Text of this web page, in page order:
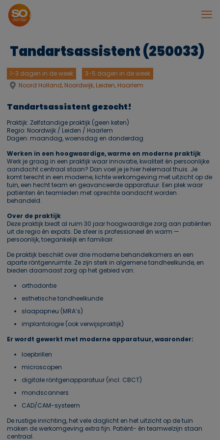
Tandartsassistent (250033)
1-3 dagen in de week
3-5 dagen in de week
Noord Holland, Noordwijk, Leiden, Haarlem
Tandartsassistent gezocht!
Praktijk: Zelfstandige praktijk (geen keten)
Regio: Noordwijk / Leiden / Haarlem
Dagen: maandag, woensdag en donderdag
Werken in een hoogwaardige, warme en moderne praktijk
Werk je graag in een praktijk waar innovatie, kwaliteit én persoonlijke
aandacht centraal staan? Dan voel je je hier helemaal thuis. Je
komt terecht in een moderne, lichte werkomgeving met uitzicht op de
tuin, een hecht team en geavanceerde apparatuur. Een plek waar
patiënten én teamleden met oprechte aandacht worden
behandeld.
Over de praktijk
Deze praktijk biedt al ruim 30 jaar hoogwaardige zorg aan patiënten
uit de regio én expats. De sfeer is professioneel én warm —
persoonlijk, toegankelijk en familiair.
De praktijk beschikt over drie moderne behandelkamers en een
aparte röntgenruimte. Ze zijn sterk in algemene tandheelkunde, en
bieden daarnaast zorg op het gebied van:
orthodontie
esthetische tandheelkunde
slaapapneu (MRA’s)
implantologie (ook verwijspraktijk)
Er wordt gewerkt met moderne apparatuur, waaronder:
loepbrillen
microscopen
digitale röntgenapparatuur (incl. CBCT)
mondscanners
CAD/CAM-systeem
De rustige inrichting, het vele daglicht en het uitzicht op de tuin
maken de werkomgeving extra fijn. Patiënt- én teamwelzijn staan
centraal.